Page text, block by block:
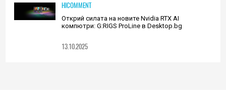
HICOMMENT
Открий силата на новите Nvidia RTX AI
компютри: G:RIGS ProLine в Desktop.bg
13.10.2025